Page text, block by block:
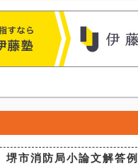
市消防局小論文解答例